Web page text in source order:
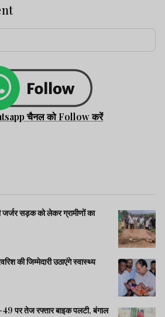
चैनल को Follow करें
सड़क को लेकर ग्रामीणों का
की जिम्मेदारी उठाएंगे स्वास्थ्य
पर तेज रफ्तार बाइक पलटी, बंगाल